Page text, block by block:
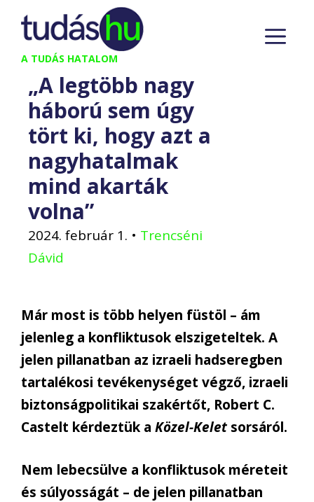
Kilépés
tartalomba
A TUDÁS HATALOM
„A legtöbb nagy
háború sem úgy
tört ki, hogy azt a
nagyhatalmak
mind akarták
volna”
2024. február 1. • Trencséni
Dávid
Már most is több helyen füstöl – ám
jelenleg a konfliktusok elszigeteltek. A
jelen pillanatban az izraeli hadseregben
tartalékosi tevékenységet végző, izraeli
biztonságpolitikai szakértőt, Robert C.
Castelt kérdeztük a Közel-Kelet sorsáról.
Nem lebecsülve a konfliktusok méreteit
és súlyosságát – de jelen pillanatban